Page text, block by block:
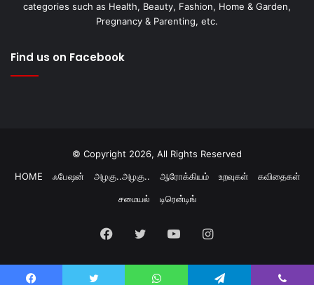
categories such as Health, Beauty, Fashion, Home & Garden,
Pregnancy & Parenting, etc.
Find us on Facebook
© Copyright 2026, All Rights Reserved
HOME
ஃபேஷன் அழகு..அழகு.. ஆரோக்கியம் உறவுகள்
கவிதைகள்
சமையல்
டிரென்டிங்
Facebook
TwitterYouTubeInstagram